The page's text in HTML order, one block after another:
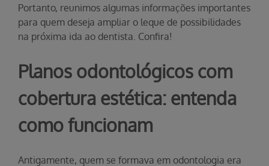
Portanto, reunimos algumas informações importantes
para quem deseja ampliar o leque de possibilidades
na próxima ida ao dentista. Confira!
Planos odontológicos com
cobertura estética: entenda
como funcionam
Antigamente, quem se formava em odontologia era